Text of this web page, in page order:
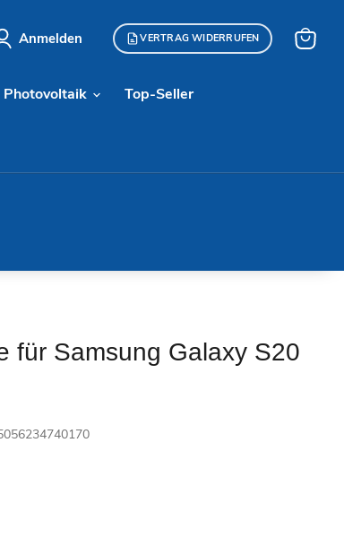
Anmelden VERTRAG WIDERRUFEN
Photovoltaik Top-Seller
für Samsung Galaxy S20